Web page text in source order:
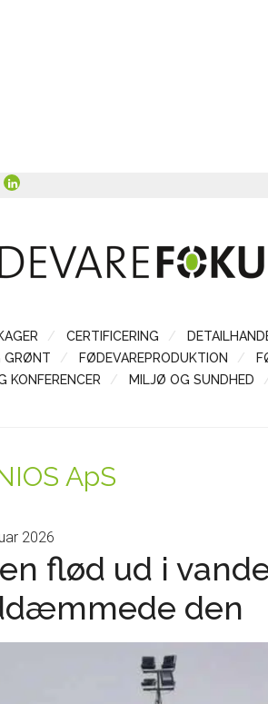
CERTIFICERING
GRØNT
FØDEVAREPRODUKTION
KONFERENCER
MILJØ OG SUNDHED
ApS
2026
flød ud i
den